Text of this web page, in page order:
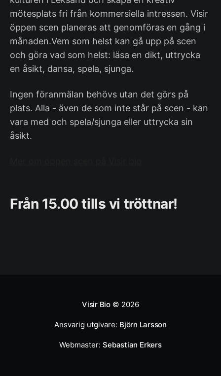
mötesplats fri från kommersiella intressen. Visir
öppen scen planeras att genomföras en gång i
månaden.Vem som helst kan gå upp på scen
och göra vad som helst: läsa en dikt, uttrycka
en åsikt, dansa, spela, sjunga.
Ingen föranmälan behövs utan det görs på
plats. Alla - även de som inte står på scen - kan
vara med och spela/sjunga eller uttrycka sin
åsikt.
Från 15.00 tills vi tröttnar!
Visir Bio© 2026
Ansvarig utgivare: Björn Larsson
Webmaster:Sebastian Erkers